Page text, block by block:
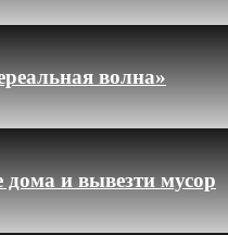
волна»
и вывезти мусор